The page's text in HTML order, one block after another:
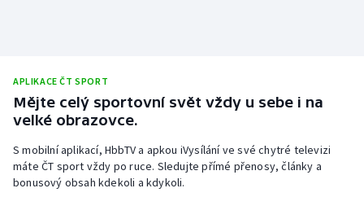
APLIKACE ČT SPORT
Mějte celý sportovní svět vždy u sebe i na
velké obrazovce.
S mobilní aplikací, HbbTV a apkou iVysílání ve své chytré televizi
máte ČT sport vždy po ruce. Sledujte přímé přenosy, články a
bonusový obsah kdekoli a kdykoli.